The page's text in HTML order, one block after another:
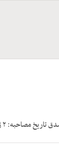
۱۹۸۴ محل مصاحبه: پاریس- [...]